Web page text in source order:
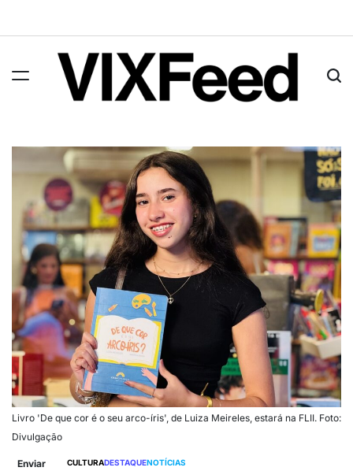
Livro 'De que cor é o seu arco-íris', de Luiza Meireles, estará na FLII. Foto:
Divulgação
Enviar CULTURADESTAQUENOTÍCIAS